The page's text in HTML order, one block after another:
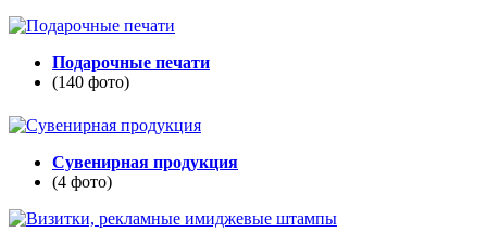
Подарочные печати
(140 фото)
Сувенирная продукция
(4 фото)